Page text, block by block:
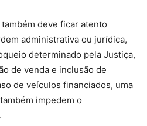
deve ficar atento
administrativa ou jurídica,
determinado pela Justiça,
de venda e inclusão de
de veículos financiados, uma
impedem o